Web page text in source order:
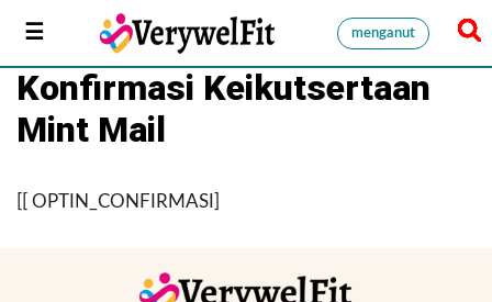
menganut
Konfirmasi Keikutsertaan
Mint Mail
[[ OPTIN_CONFIRMASI]